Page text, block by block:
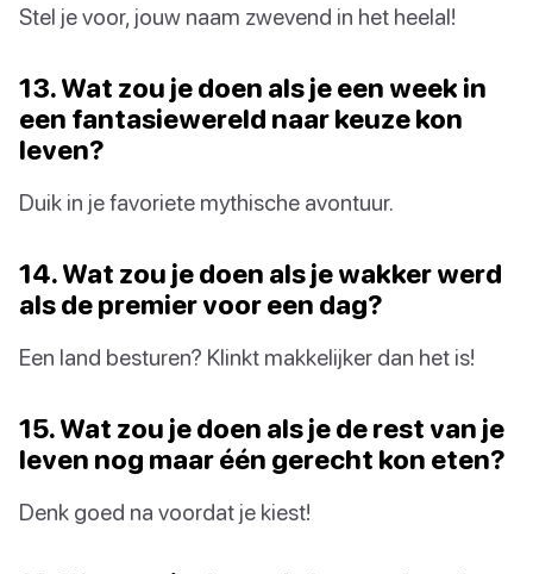
Stel je voor, jouw naam zwevend in het heelal!
13. Wat zou je doen als je een week in
een fantasiewereld naar keuze kon
leven?
Duik in je favoriete mythische avontuur.
14. Wat zou je doen als je wakker werd
als de premier voor een dag?
Een land besturen? Klinkt makkelijker dan het is!
15. Wat zou je doen als je de rest van je
leven nog maar één gerecht kon eten?
Denk goed na voordat je kiest!